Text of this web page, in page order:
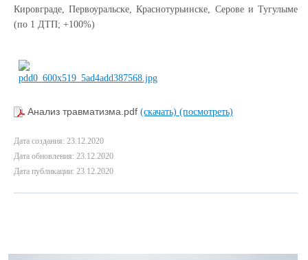
Кировграде, Первоуральске, Краснотурьинске, Серове и Тугулыме
(по 1 ДТП; +100%)
Анализ травматизма.pdf (скачать) (посмотреть)
Дата создания: 23.12.2020
Дата обновления: 23.12.2020
Дата публикации: 23.12.2020